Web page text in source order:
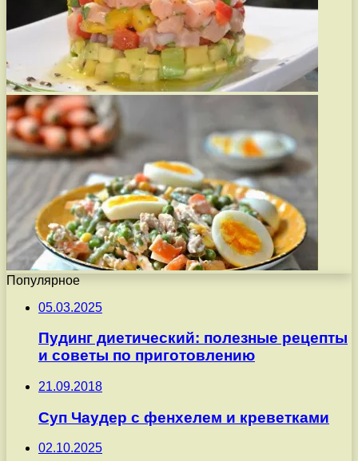
Популярное
05.03.2025
Пудинг диетический: полезные рецепты
и советы по приготовлению
21.09.2018
Суп Чаудер с фенхелем и креветками
02.10.2025